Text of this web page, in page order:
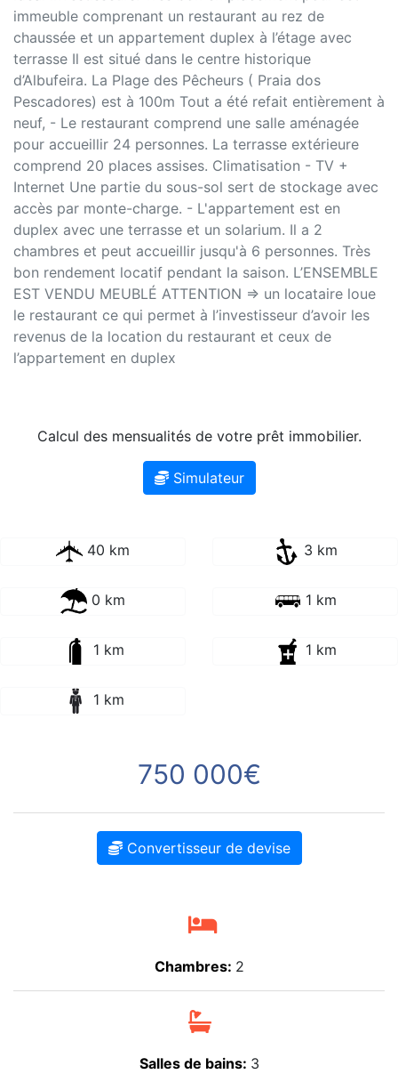
immeuble comprenant un restaurant au rez de
chaussée et un appartement duplex à l’étage avec
terrasse Il est situé dans le centre historique
d’Albufeira. La Plage des Pêcheurs ( Praia dos
Pescadores) est à 100m Tout a été refait entièrement à
neuf, - Le restaurant comprend une salle aménagée
pour accueillir 24 personnes. La terrasse extérieure
comprend 20 places assises. Climatisation - TV +
Internet Une partie du sous-sol sert de stockage avec
accès par monte-charge. - L'appartement est en
duplex avec une terrasse et un solarium. Il a 2
chambres et peut accueillir jusqu'à 6 personnes. Très
bon rendement locatif pendant la saison. L’ENSEMBLE
EST VENDU MEUBLÉ ATTENTION => un locataire loue
le restaurant ce qui permet à l’investisseur d’avoir les
revenus de la location du restaurant et ceux de
l’appartement en duplex
Calcul des mensualités de votre prêt immobilier.
Simulateur
40 km 3 km
0 km 1 km
1 km 1 km
1 km
750 000€
Convertisseur de devise
Chambres: 2
Salles de bains: 3